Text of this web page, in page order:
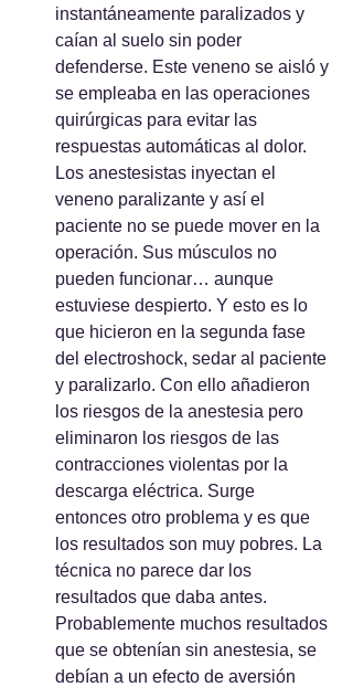
instantáneamente paralizados y
caían al suelo sin poder
defenderse. Este veneno se aisló y
se empleaba en las operaciones
quirúrgicas para evitar las
respuestas automáticas al dolor.
Los anestesistas inyectan el
veneno paralizante y así el
paciente no se puede mover en la
operación. Sus músculos no
pueden funcionar… aunque
estuviese despierto. Y esto es lo
que hicieron en la segunda fase
del electroshock, sedar al paciente
y paralizarlo. Con ello añadieron
los riesgos de la anestesia pero
eliminaron los riesgos de las
contracciones violentas por la
descarga eléctrica. Surge
entonces otro problema y es que
los resultados son muy pobres. La
técnica no parece dar los
resultados que daba antes.
Probablemente muchos resultados
que se obtenían sin anestesia, se
debían a un efecto de aversión